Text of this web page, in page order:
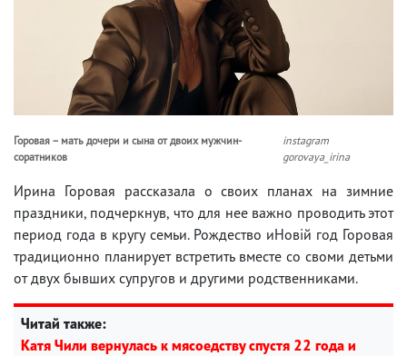
Горовая – мать дочери и сына от двоих мужчин-
соратников
instagram
gorovaya_irina
Ирина Горовая рассказала о своих планах на зимние
праздники, подчеркнув, что для нее важно проводить этот
период года в кругу семьи. Рождество иНовій год Горовая
традиционно планирует встретить вместе со своми детьми
от двух бывших супругов и другими родственниками.
Читай также:
Катя Чили вернулась к мясоедству спустя 22 года и